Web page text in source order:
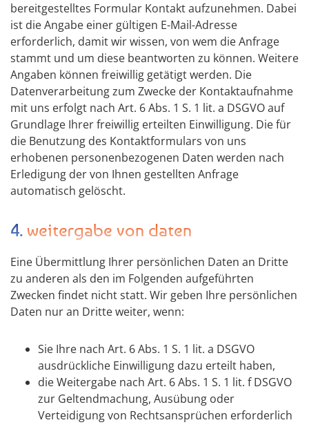
bereitgestelltes Formular Kontakt aufzunehmen. Dabei
ist die Angabe einer gültigen E-Mail-Adresse
erforderlich, damit wir wissen, von wem die Anfrage
stammt und um diese beantworten zu können. Weitere
Angaben können freiwillig getätigt werden. Die
Datenverarbeitung zum Zwecke der Kontaktaufnahme
mit uns erfolgt nach Art. 6 Abs. 1 S. 1 lit. a DSGVO auf
Grundlage Ihrer freiwillig erteilten Einwilligung. Die für
die Benutzung des Kontaktformulars von uns
erhobenen personenbezogenen Daten werden nach
Erledigung der von Ihnen gestellten Anfrage
automatisch gelöscht.
4. weitergabe von daten
Eine Übermittlung Ihrer persönlichen Daten an Dritte
zu anderen als den im Folgenden aufgeführten
Zwecken findet nicht statt. Wir geben Ihre persönlichen
Daten nur an Dritte weiter, wenn:
Sie Ihre nach Art. 6 Abs. 1 S. 1 lit. a DSGVO
ausdrückliche Einwilligung dazu erteilt haben,
die Weitergabe nach Art. 6 Abs. 1 S. 1 lit. f DSGVO
zur Geltendmachung, Ausübung oder
Verteidigung von Rechtsansprüchen erforderlich